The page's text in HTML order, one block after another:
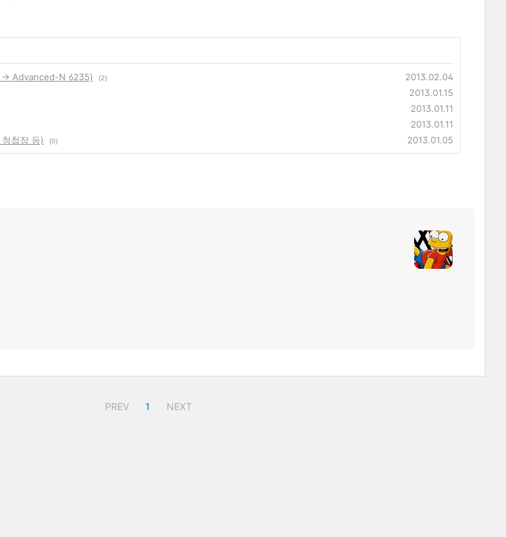
→ Advanced-N 6235) (2)
2013.02.04
2013.01.15
2013.01.11
2013.01.11
첩장 등)
(0) 2013.01.05
PREV 1 NEXT